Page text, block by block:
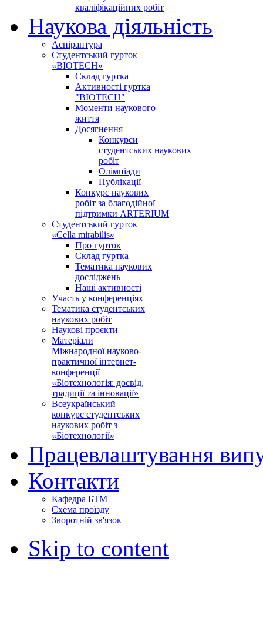
кваліфікаційних робіт
Наукова діяльність
Аспірантура
Студентський гурток
«BIOTECH»
Склад гуртка
Активності гуртка
"BIOTECH"
Моменти наукового
життя
Досягнення
Конкурси
студентських наукових
робіт
Олімпіади
Публікації
Конкурс наукових
робіт за благодійної
підтримки ARTERIUM
Студентський гурток
«Cella mirabilis»
Про гурток
Склад гуртка
Тематика наукових
досліджень
Наші активності
Участь у конференціях
Тематика студентських
наукових робіт
Наукові проєкти
Матеріали
Міжнародної науково-
практичної інтернет-
конференції
«Біотехнологія: досвід,
традиції та інновації»
Всеукраїнський
конкурс студентських
наукових робіт з
«Біотехнології»
Працевлаштування
Контакти
Кафедра БТМ
Схема проїзду
Зворотній зв'язок
Skip to content